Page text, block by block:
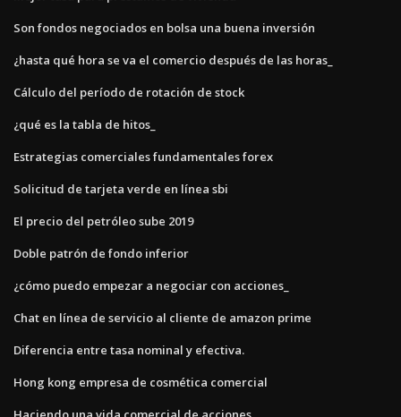
Son fondos negociados en bolsa una buena inversión
¿hasta qué hora se va el comercio después de las horas_
Cálculo del período de rotación de stock
¿qué es la tabla de hitos_
Estrategias comerciales fundamentales forex
Solicitud de tarjeta verde en línea sbi
El precio del petróleo sube 2019
Doble patrón de fondo inferior
¿cómo puedo empezar a negociar con acciones_
Chat en línea de servicio al cliente de amazon prime
Diferencia entre tasa nominal y efectiva.
Hong kong empresa de cosmética comercial